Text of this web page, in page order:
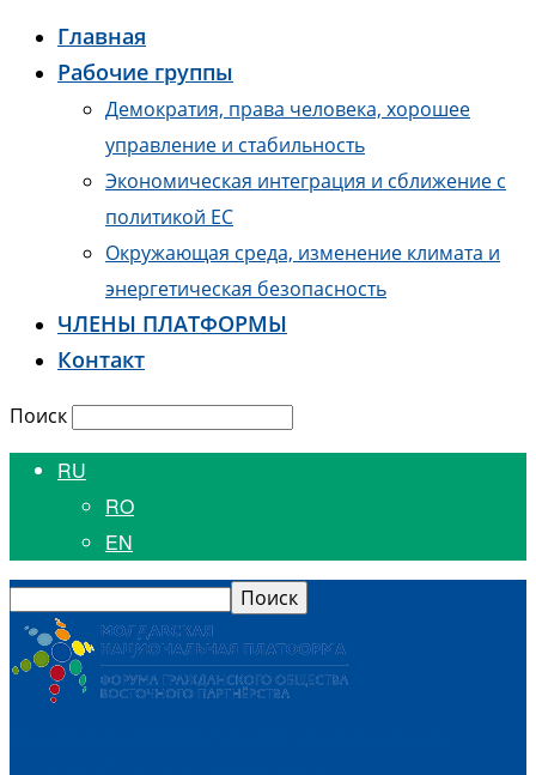
Главная
Рабочие группы
Демократия, права человека, хорошее
управление и стабильность
Экономическая интеграция и сближение с
политикой ЕС
Окружающая среда, изменение климата и
энергетическая безопасность
ЧЛЕНЫ ПЛАТФОРМЫ
Контакт
Поиск
RU
RO
EN